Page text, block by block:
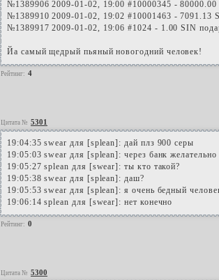
№1389906 2009-01-02, 19:00 #10000345 - 80000.00
№1389910 2009-01-02, 19:02 #10001463 - 7091.13
№1389917 2009-01-02, 19:06 #1024 - 1.00 SIN
Йа самый щедрый пьяный новогодний человек!
Рейтинг: 4
Цитата № 5301
19:04:35 swear для [splean]: дай плз 900 серы
19:05:03 swear для [splean]: через банк желательно
19:05:27 splean для [swear]: ты кто такой?
19:05:38 swear для [splean]: даш?
19:05:53 swear для [splean]: я очень бедный
19:06:14 splean для [swear]: нет конечно
Рейтинг: 0
Цитата № 5300